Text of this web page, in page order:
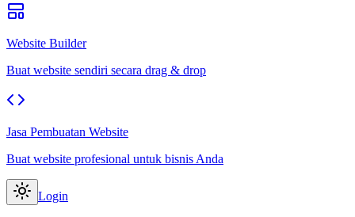
Website Builder
Buat website sendiri secara drag & drop
Jasa Pembuatan Website
Buat website profesional untuk bisnis Anda
Login